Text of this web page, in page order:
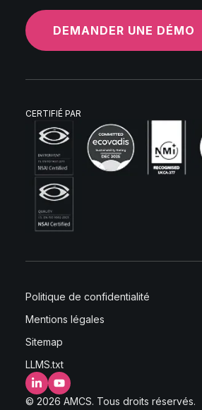
DEMANDER UNE DÉMO
CERTIFIÉ PAR
Politique de confidentialité
Mentions légales
Sitemap
LLMS.txt
LinkedInYouTube
© 2026 AMCS. Tous droits réservés.